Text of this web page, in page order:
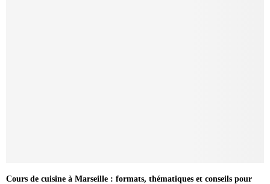
Cours de cuisine à Marseille : formats, thématiques et conseils pour